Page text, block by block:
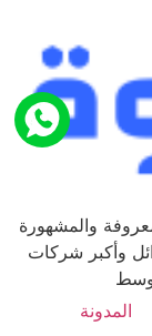
والمشهورة
وأكبر شركات
المدونة